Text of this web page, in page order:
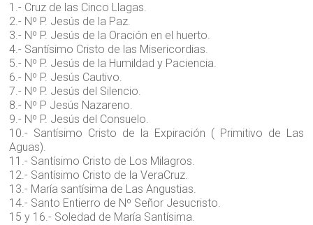
1.- Cruz de las Cinco Llagas.
2.- Nº P. Jesús de la Paz.
3.- Nº P. Jesús de la Oración en el huerto.
4.- Santísimo Cristo de las Misericordias.
5.- Nº P. Jesús de la Humildad y Paciencia.
6.- Nº P. Jesús Cautivo.
7.- Nº P. Jesús del Silencio.
8.- Nº P Jesús Nazareno.
9.- Nº P. Jesús del Consuelo.
10.- Santísimo Cristo de la Expiración ( Primitivo de Las
Aguas).
11.- Santísimo Cristo de Los Milagros.
12.- Santísimo Cristo de la VeraCruz.
13.- María santísima de Las Angustias.
14.- Santo Entierro de Nº Señor Jesucristo.
15 y 16.- Soledad de María Santísima.